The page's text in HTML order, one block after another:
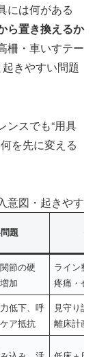
には何がある
ら置き換えるか
柵・車いすテー
きやすい問題
ンスでも“用具
を先に変える
意図・起きやす
題
節の硬
加
ライン整
疼痛・せ
低下、呼
ア抵抗
見守り設
離床計画